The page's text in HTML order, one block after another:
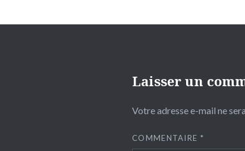
Laisser un
Votre adresse e-mail ne
COMMENTAIRE *